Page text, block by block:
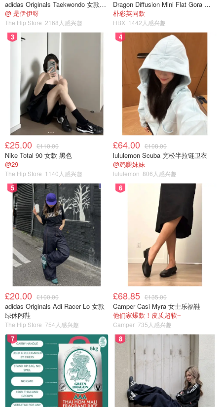
adidas Originals Taekwondo 女款黑色运动鞋
@ 是伊伊呀
The Hip Store 2168人感兴趣
Dragon Diffusion Mini Flat Gora 深棕色手提包
朴彩英同款
HBX 1442人感兴趣
3
£25.00 £110.00
Nike Total 90 女款 黑色
@29
The Hip Store 1140人感兴趣
4
£64.00 £108.00
lululemon Scuba 宽松半拉链卫衣
@鸡腿妹妹
lululemon 806人感兴趣
5
£20.00 £100.00
adidas Originals Adi Racer Lo 女款
绿休闲鞋
The Hip Store 754人感兴趣
6
£68.85 £135.00
Camper Casi Myra 女士乐福鞋
他们家爆款！皮质超软~
Camper 735人感兴趣
7 8